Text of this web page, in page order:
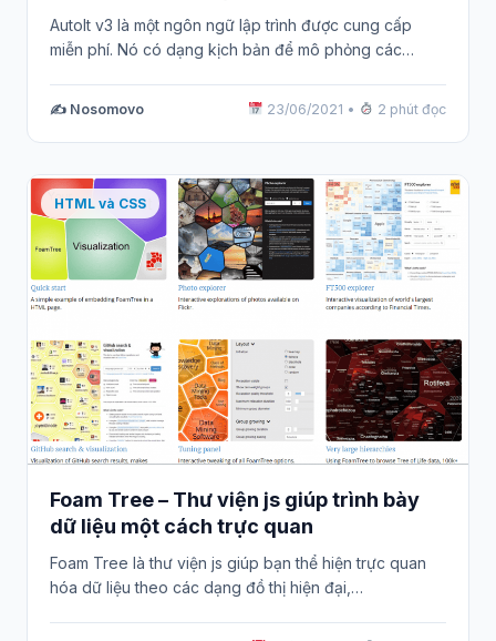
AutoIt v3 là một ngôn ngữ lập trình được cung cấp
miễn phí. Nó có dạng kịch bản để mô phỏng các…
✍️ Nosomovo 23/06/2021 • 2 phút đọc
HTML và CSS
Foam Tree – Thư viện js giúp trình bày
dữ liệu một cách trực quan
Foam Tree là thư viện js giúp bạn thể hiện trực quan
hóa dữ liệu theo các dạng đồ thị hiện đại,…